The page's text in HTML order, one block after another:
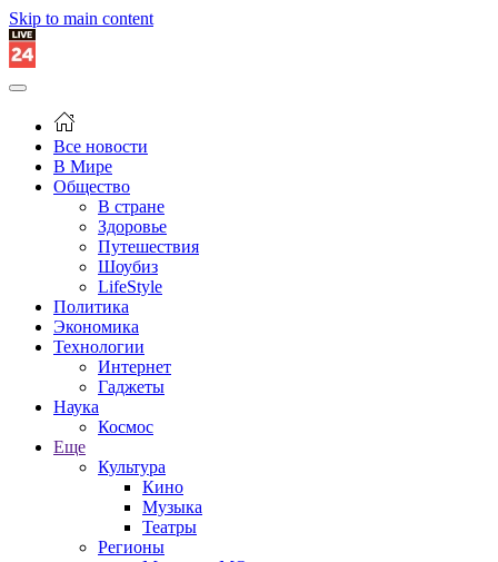
Skip to main content
Все новости
В Мире
Общество
В стране
Здоровье
Путешествия
Шоубиз
LifeStyle
Политика
Экономика
Технологии
Интернет
Гаджеты
Наука
Космос
Еще
Культура
Кино
Музыка
Театры
Регионы